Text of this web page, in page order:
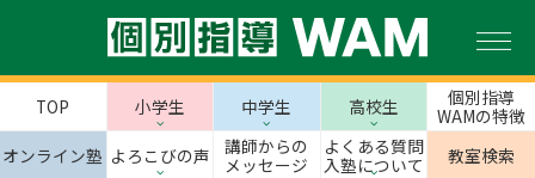
TOP 小学生 中学生 高校生
個別指導
WAMの特徴
オンライン塾 よろこびの声
講師からの
メッセージ
よくある質問
入塾について
教室検索